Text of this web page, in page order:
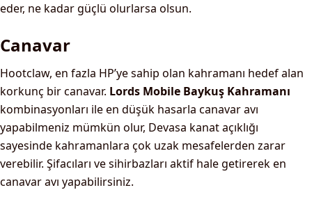
eder, ne kadar güçlü olurlarsa olsun.
Canavar
Hootclaw, en fazla HP’ye sahip olan kahramanı hedef alan
korkunç bir canavar. Lords Mobile Baykuş Kahramanı
kombinasyonları ile en düşük hasarla canavar avı
yapabilmeniz mümkün olur, Devasa kanat açıklığı
sayesinde kahramanlara çok uzak mesafelerden zarar
verebilir. Şifacıları ve sihirbazları aktif hale getirerek en
canavar avı yapabilirsiniz.